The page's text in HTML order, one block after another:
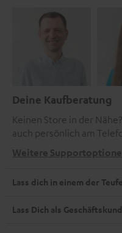
Deine Kaufberatung
Keinen Store in der
auch persönlich am
Weitere
Lass dich in einem der
Lass Dich als